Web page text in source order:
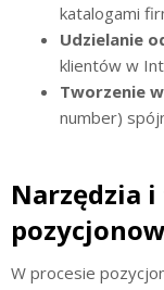
katalogami
Udzielanie
klientów w
Tworzenie
number)
Narzędzia
W procesie